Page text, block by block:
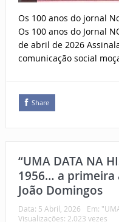
Os 100 anos do jornal
Os 100 anos do Jornal
de abril de 2026
comunicação social
Share
“UMA DATA NA
1956… a primeira
João Domingos
Data: 5 Abril, 2026 Em:
Visualizações: 2.023 vezes